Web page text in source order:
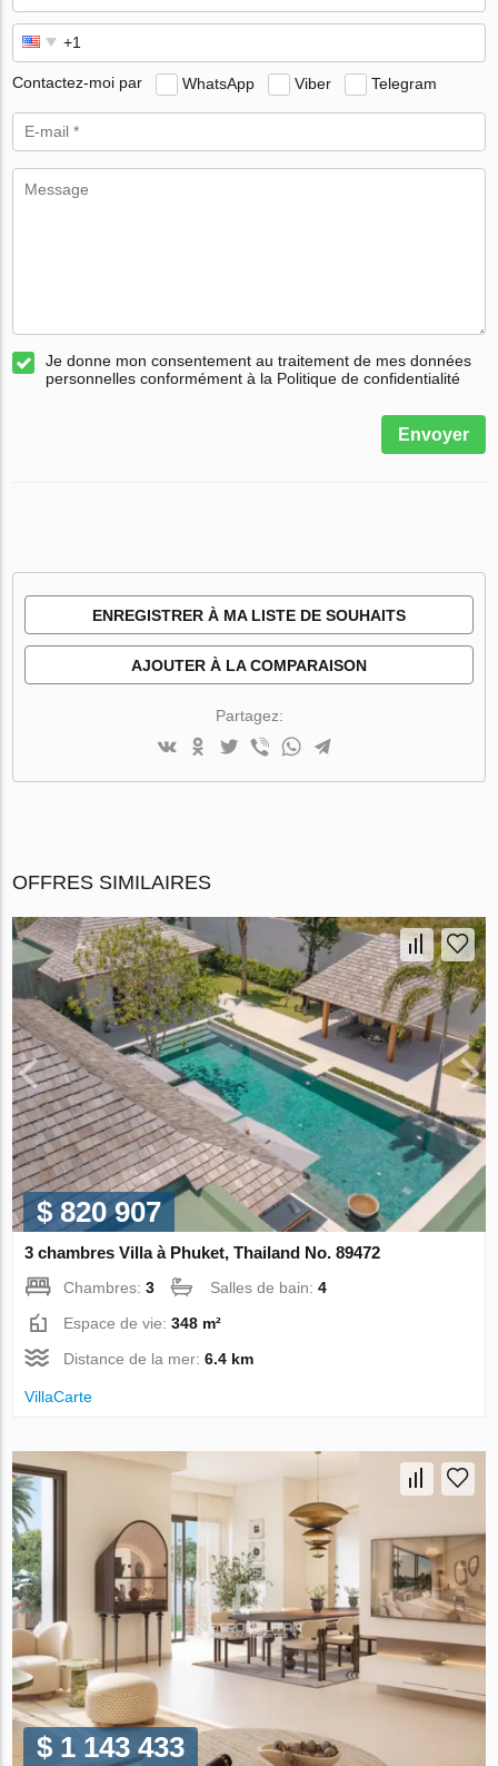
Contactez-moi par WhatsApp Viber Telegram
Je donne mon consentement au traitement de mes données
personnelles conformément à la Politique de confidentialité
Envoyer
ENREGISTRER À MA LISTE DE SOUHAITS
AJOUTER À LA COMPARAISON
Partagez:
OFFRES SIMILAIRES
$ 820 907
3 chambres Villa à Phuket, Thailand No. 89472
Chambres:3 Salles de bain:4
Espace de vie:348 m²
Distance de la mer:6.4 km
VillaСarte
$ 1 143 433